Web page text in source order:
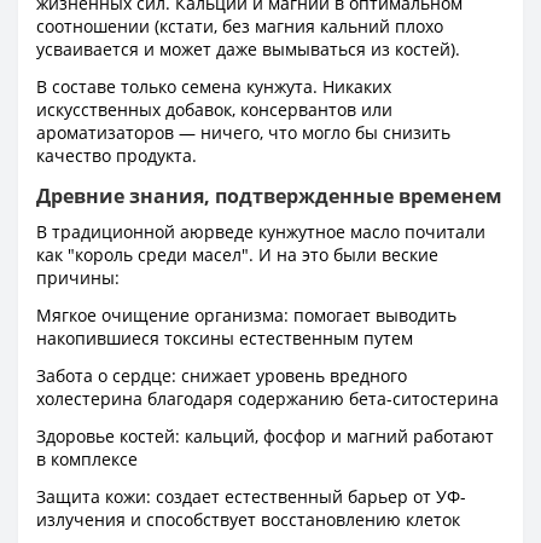
соотношении (кстати, без магния кальний плохо
усваивается и может даже вымываться из костей).
В составе только семена кунжута. Никаких
искусственных добавок, консервантов или
ароматизаторов — ничего, что могло бы снизить
качество продукта.
Древние знания, подтвержденные временем
В традиционной аюрведе кунжутное масло почитали
как "король среди масел". И на это были веские
причины:
Мягкое очищение организма: помогает выводить
накопившиеся токсины естественным путем
Забота о сердце: снижает уровень вредного
холестерина благодаря содержанию бета-ситостерина
Здоровье костей: кальций, фосфор и магний работают
в комплексе
Защита кожи: создает естественный барьер от УФ-
излучения и способствует восстановлению клеток